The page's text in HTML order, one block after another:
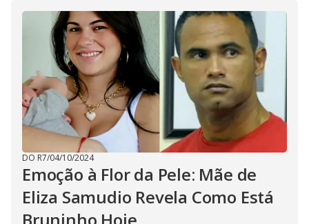
DO R7/04/10/2024
Emoção à Flor da Pele: Mãe de
Eliza Samudio Revela Como Está
Bruninho Hoje